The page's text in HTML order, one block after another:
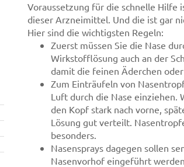
Voraussetzung für die schnelle Hilfe
dieser Arzneimittel. Und die ist gar
Hier sind die wichtigsten Regeln:
Zuerst müssen Sie die Nase
Wirkstofflösung auch an der
damit die feinen Äderchen
Zum Einträufeln von
Luft durch die Nase einziehen.
den Kopf stark nach vorne,
Lösung gut verteilt.
besonders.
Nasensprays dagegen sollen
Nasenvorhof eingeführt